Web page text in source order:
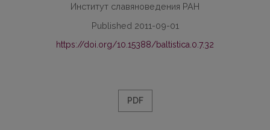
Институт славяноведения РАН
Published 2011-09-01
https://doi.org/10.15388/baltistica.0.7.32
PDF